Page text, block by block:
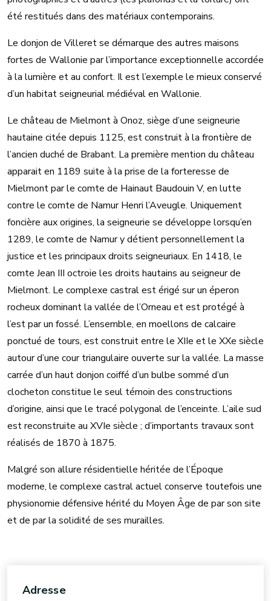
été restitués dans des matériaux contemporains.
Le donjon de Villeret se démarque des autres maisons
fortes de Wallonie par l’importance exceptionnelle accordée
à la lumière et au confort. Il est l’exemple le mieux conservé
d’un habitat seigneurial médiéval en Wallonie.
Le château de Mielmont à Onoz, siège d’une seigneurie
hautaine citée depuis 1125, est construit à la frontière de
l’ancien duché de Brabant. La première mention du château
apparait en 1189 suite à la prise de la forteresse de
Mielmont par le comte de Hainaut Baudouin V, en lutte
contre le comte de Namur Henri l’Aveugle. Uniquement
foncière aux origines, la seigneurie se développe lorsqu’en
1289, le comte de Namur y détient personnellement la
justice et les principaux droits seigneuriaux. En 1418, le
comte Jean III octroie les droits hautains au seigneur de
Mielmont. Le complexe castral est érigé sur un éperon
rocheux dominant la vallée de l’Orneau et est protégé à
l’est par un fossé. L’ensemble, en moellons de calcaire
ponctué de tours, est construit entre le XIIe et le XXe siècle
autour d’une cour triangulaire ouverte sur la vallée. La masse
carrée d’un haut donjon coiffé d’un bulbe sommé d’un
clocheton constitue le seul témoin des constructions
d’origine, ainsi que le tracé polygonal de l’enceinte. L’aile sud
est reconstruite au XVIe siècle ; d’importants travaux sont
réalisés de 1870 à 1875.
Malgré son allure résidentielle héritée de l’Époque
moderne, le complexe castral actuel conserve toutefois une
physionomie défensive hérité du Moyen Âge de par son site
et de par la solidité de ses murailles.
Adresse